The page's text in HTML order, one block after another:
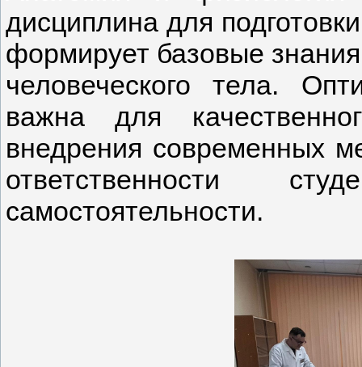
дисциплина для
формирует базовые
человеческого тела.
важна для
внедрения современных
ответственности
самостоятельности.